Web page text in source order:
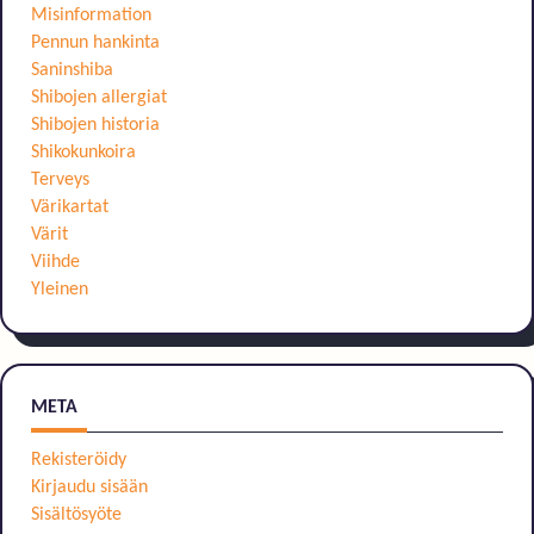
Misinformation
Pennun hankinta
Saninshiba
Shibojen allergiat
Shibojen historia
Shikokunkoira
Terveys
Värikartat
Värit
Viihde
Yleinen
META
Rekisteröidy
Kirjaudu sisään
Sisältösyöte